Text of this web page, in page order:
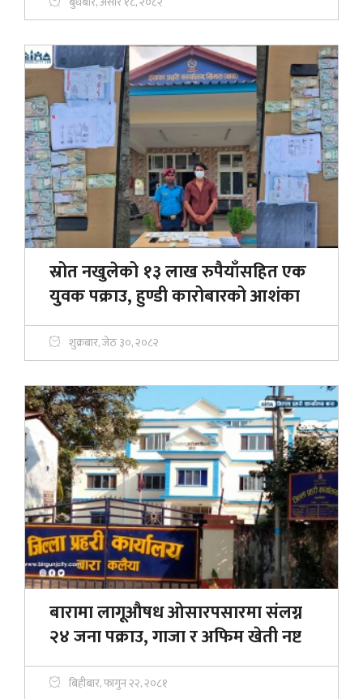
स्रोत नखुलेको १३ लाख रुपैयाँसहित एक
युवक पक्राउ, हुण्डी कारोबारको आशंका
शुक्रबार, जेठ ३०, २०८२
बारामा लागूऔषध ओसारपसारमा संलग्न
२४ जना पक्राउ, गाजा र अफिम खेती नष्ट
बिहीबार, फागुन २२, २०८१